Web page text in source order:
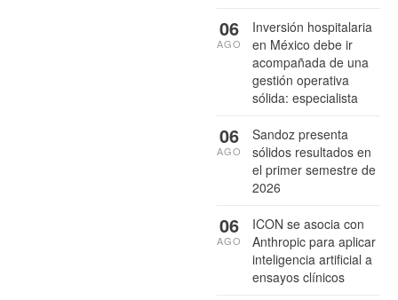
Inversión hospitalaria
en México debe ir
acompañada de una
gestión operativa
sólida: especialista
06
AGO
Sandoz presenta
sólidos resultados en
el primer semestre de
2026
06
AGO
ICON se asocia con
Anthropic para aplicar
inteligencia artificial a
ensayos clínicos
06
AGO